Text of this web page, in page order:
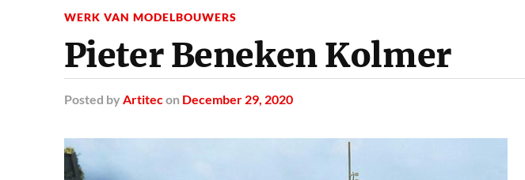
WERK VAN MODELBOUWERS
Pieter Beneken Kolmer
Posted by Artitecon December 29, 2020